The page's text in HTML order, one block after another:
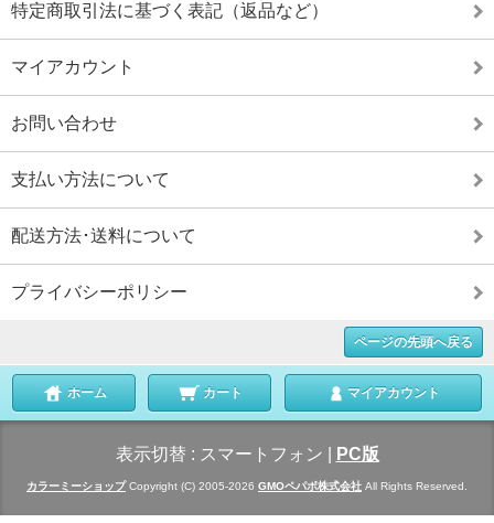
特定商取引法に基づく表記（返品など）
マイアカウント
お問い合わせ
支払い方法について
配送方法･送料について
プライバシーポリシー
ページの先頭へ戻る
ホーム カート マイアカウント
表示切替 : スマートフォン PC版
カラーミーショップCopyright (C) 2005-2026 GMOペパボ株式会社 All Rights Reserved.